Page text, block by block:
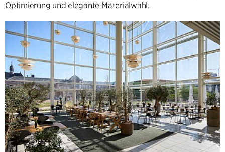
Optimierung und elegante Materialwahl.